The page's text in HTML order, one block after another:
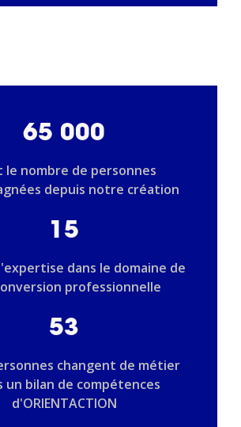
65 000
le nombre de personnes
depuis notre création
15
dans le domaine de
professionnelle
53
changent de métier
un bilan de compétences
d'ORIENTACTION